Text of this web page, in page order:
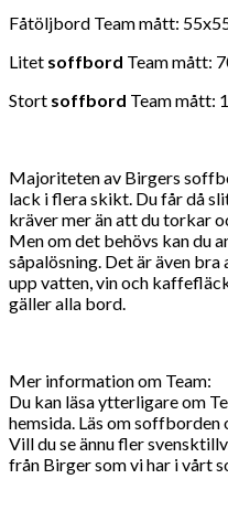
Fåtöljbord Team mått:
Litet soffbord Team mått:
Stort soffbord Team mått:
Majoriteten av Birgers
lack i flera skikt. Du får då
kräver mer än att du torkar
Men om det behövs kan du
såpalösning. Det är även
upp vatten, vin och
gäller alla bord.
Mer information om Team:
Du kan läsa ytterligare om
hemsida. Läs om
Vill du se ännu fler
från Birger som vi har i vårt